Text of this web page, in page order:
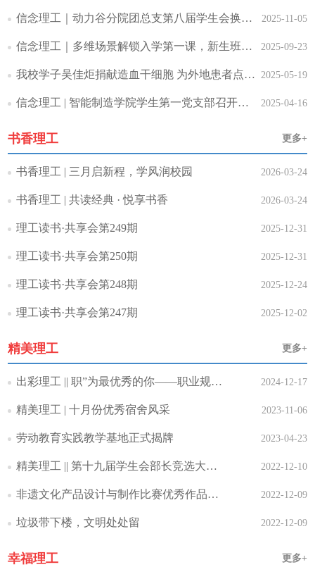
信念理工｜动力谷分院团总支第八届学生会换届竞选 2025-11-05
信念理工｜多维场景解锁入学第一课，新生班会“玩”出成.. 2025-09-23
我校学子吴佳炬捐献造血干细胞 为外地患者点亮生命之光 2025-05-19
信念理工 | 智能制造学院学生第一党支部召开专题会议.. 2025-04-16
书香理工 更多+
书香理工 | 三月启新程，学风润校园 2026-03-24
书香理工 | 共读经典 · 悦享书香 2026-03-24
理工读书·共享会第249期 2025-12-31
理工读书·共享会第250期 2025-12-31
理工读书·共享会第248期 2025-12-24
理工读书·共享会第247期 2025-12-02
精美理工 更多+
出彩理工 || 职”为最优秀的你——职业规划大赛圆满.. 2024-12-17
精美理工 | 十月份优秀宿舍风采 2023-11-06
劳动教育实践教学基地正式揭牌 2023-04-23
精美理工 || 第十九届学生会部长竞选大会顺利举行 2022-12-10
非遗文化产品设计与制作比赛优秀作品展示 2022-12-09
垃圾带下楼，文明处处留 2022-12-09
幸福理工 更多+